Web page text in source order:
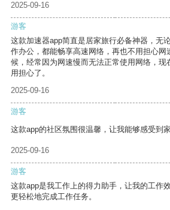
2025-09-16
游客
这款加速器app简直是居家旅行必备神器，无
作办公，都能畅享高速网络，再也不用担心网
候，经常因为网速慢而无法正常使用网络，现
用担心了。
2025-09-16
游客
这款app的社区氛围很温馨，让我能够感受到家
2025-09-16
游客
这款app是我工作上的得力助手，让我的工作
更轻松地完成工作任务。